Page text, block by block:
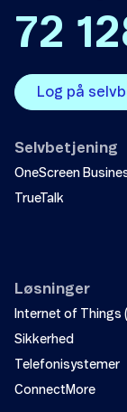
72
Log på
Selvbetjening
OneScreen
TrueTalk
Løsninger
Internet of Things
Sikkerhed
Telefonisystemer
ConnectMore